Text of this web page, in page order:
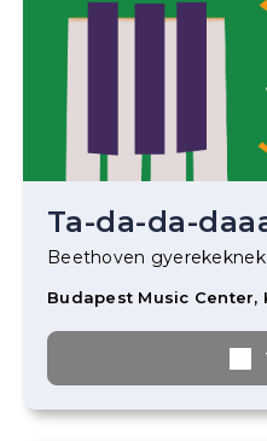
Ta-da-da-
Beethoven gyerekeknek
Budapest Music Center,